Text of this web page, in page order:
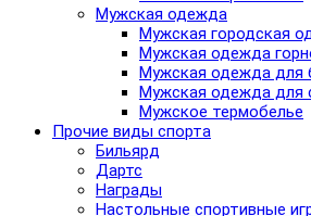
Мужская одежда
Мужская городская
Мужская одежда
Мужская одежда для
Мужская одежда для
Мужское термобелье
Прочие виды спорта
Бильярд
Дартс
Награды
Настольные спортивные